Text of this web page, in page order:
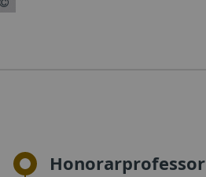
Honorarprofessor